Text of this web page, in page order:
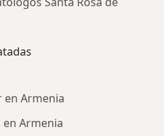
Armenia
Armenia